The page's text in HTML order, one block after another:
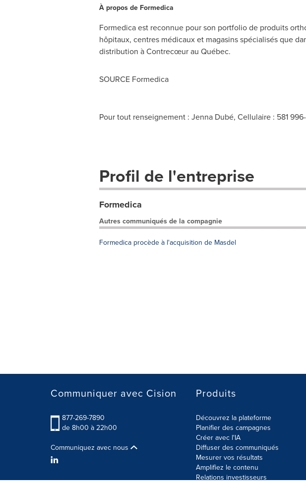
À propos de Formedica
Formedica est reconnue pour son portfolio de produits
hôpitaux, centres médicaux et magasins spécialisés que
distribution à Contrecœur au Québec.
SOURCE Formedica
Pour tout renseignement : Jenna Dubé, Cellulaire : 581
Profil de l'entreprise
Formedica
Autres communiqués de la compagnie
Formedica procède à l'acquisition de Masdel
Communiquer avec Cision
877-269-7890
de 8h00 à 22h00
Communiquez avec nous
Produits
Découvrez la plateforme
Planifier des campagnes
Créer avec l'IA
Diffuser des communiqués
Mesurer vos résultats
Amplifiez le contenu
Relations investisseurs